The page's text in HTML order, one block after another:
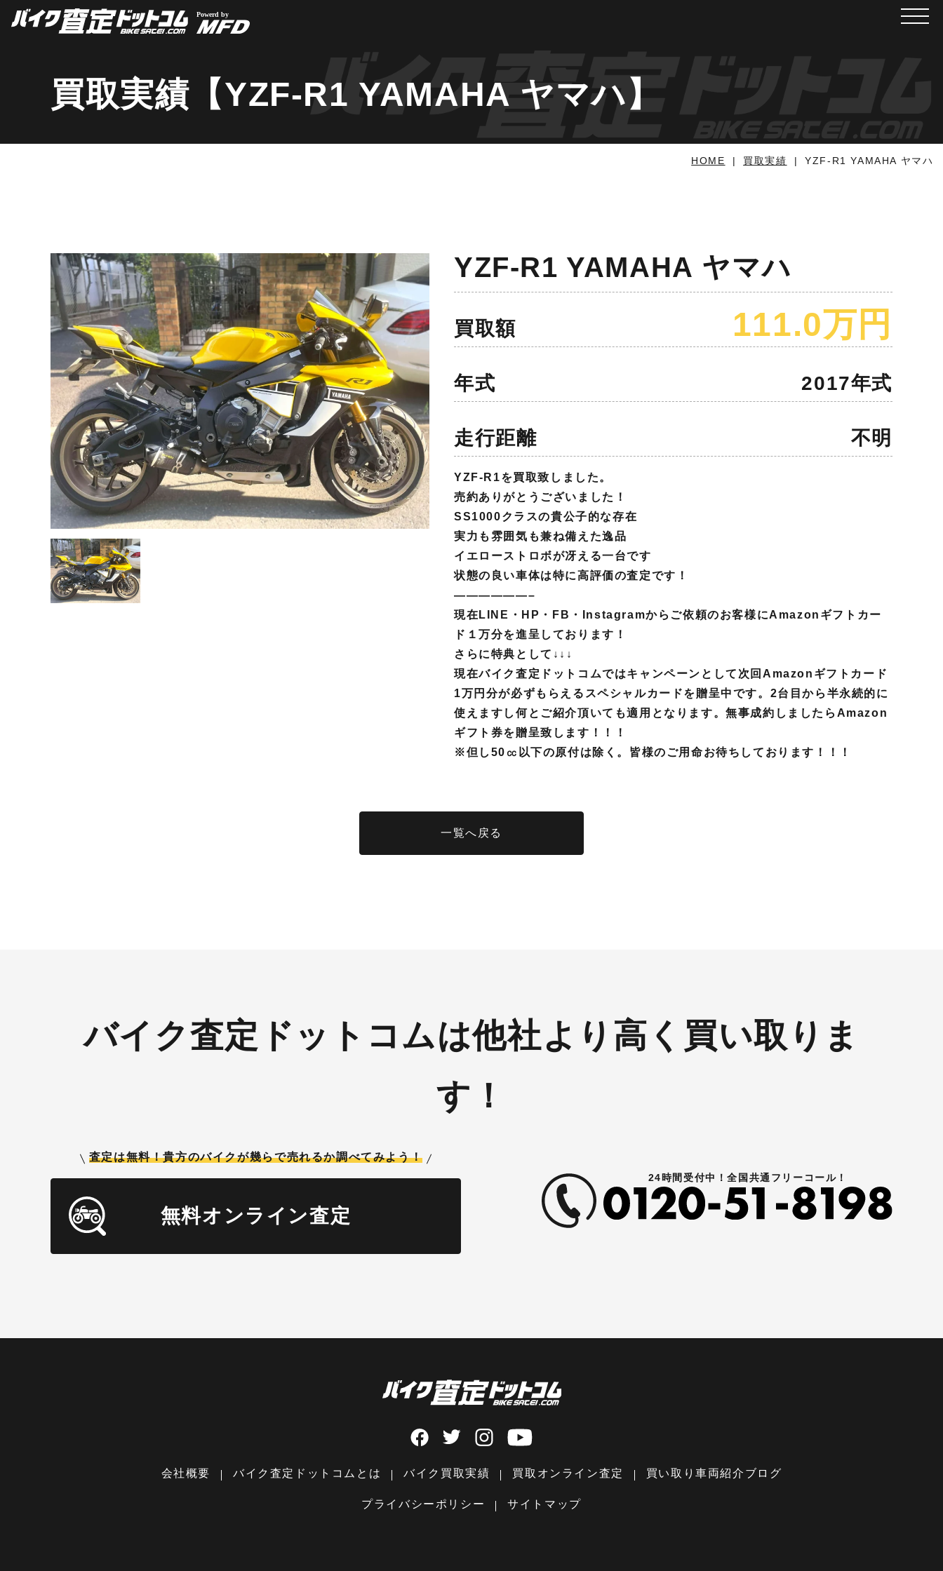
メニ
買取実績【YZF-R1 YAMAHA ヤマハ】
HOME 買取実績 YZF-R1 YAMAHA ヤマハ
YZF-R1 YAMAHA ヤマハ
買取額 111.0万円
年式 2017年式
走行距離 不明
YZF-R1を買取致しました。
売約ありがとうございました！
SS1000クラスの貴公子的な存在
実力も雰囲気も兼ね備えた逸品
イエローストロボが冴える一台です
状態の良い車体は特に高評価の査定です！
——————–
現在LINE・HP・FB・Instagramからご依頼のお客様にAmazonギフトカー
ド１万分を進呈しております！
さらに特典として↓↓↓
現在バイク査定ドットコムではキャンペーンとして次回Amazonギフトカード
1万円分が必ずもらえるスペシャルカードを贈呈中です。2台目から半永続的に
使えますし何とご紹介頂いても適用となります。無事成約しましたらAmazon
ギフト券を贈呈致します！！！
※但し 50㏄以下の原付は除く。皆様のご用命お待ちしております！！！
一覧へ戻る
バイク査定ドットコムは他社より高く買い取りま
す！
査定は無料！貴方のバイクが幾らで売れるか調べてみよう！
無料オンライン査定
24時間受付中！全国共通フリーコール！
会社概要 バイク査定ドットコムとは バイク買取実績 買取オンライン査定 買い取り車両紹介ブログ
プライバシーポリシー サイトマップ